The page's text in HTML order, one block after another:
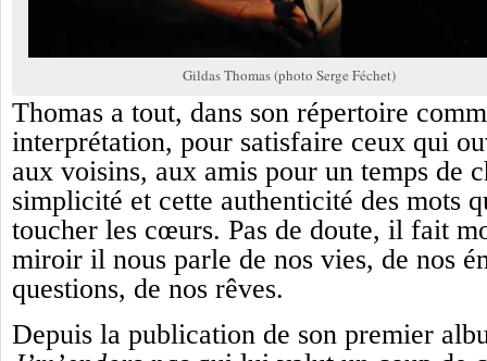
Gildas Thomas (photo Serge Féchet)
Thomas a tout, dans son répertoire
interprétation, pour satisfaire ceux qui
aux voisins, aux amis pour un temps de
simplicité et cette authenticité des mots
toucher les cœurs. Pas de doute, il fait
miroir il nous parle de nos vies, de nos
questions, de nos rêves.
Depuis la publication de son premier